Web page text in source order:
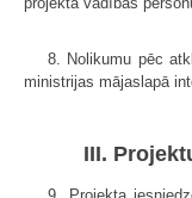
8. Nolikumu pēc
ministrijas mājaslapā
III.